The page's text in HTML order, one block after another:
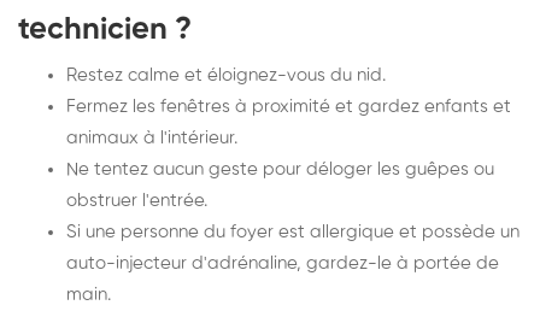
technicien ?
Restez calme et éloignez-vous du nid.
Fermez les fenêtres à proximité et gardez enfants et
animaux à l'intérieur.
Ne tentez aucun geste pour déloger les guêpes ou
obstruer l'entrée.
Si une personne du foyer est allergique et possède un
auto-injecteur d'adrénaline, gardez-le à portée de
main.